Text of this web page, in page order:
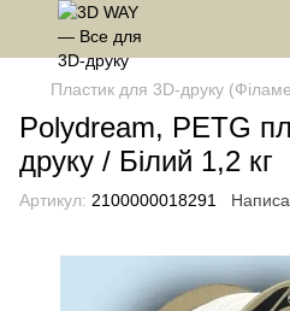
Пластик для 3D-друку
Polydream, PETG
друку / Білий 1,2 кг
Артикул: 2100000018291